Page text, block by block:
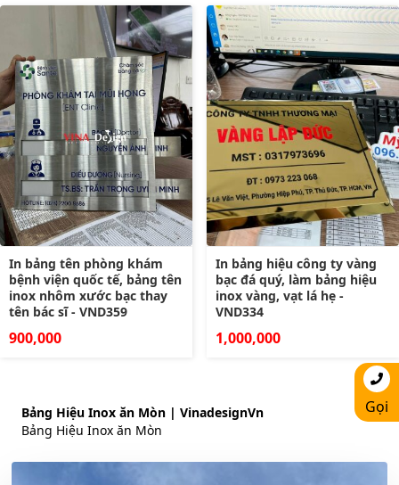
In bảng tên phòng khám
bệnh viện quốc tế, bảng tên
inox nhôm xước bạc thay
tên bác sĩ - VND359
900,000
In bảng hiệu công ty vàng
bạc đá quý, làm bảng hiệu
inox vàng, vạt lá hẹ -
VND334
1,000,000
Bảng Hiệu Inox ăn Mòn | VinadesignVn
Bảng Hiệu Inox ăn Mòn
Gọi